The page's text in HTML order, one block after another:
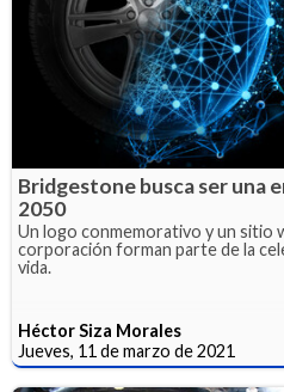
Bridgestone busca ser una
2050
Un logo conmemorativo y un sitio
corporación forman parte de la
vida.
Héctor Siza Morales
Jueves, 11 de marzo de 2021